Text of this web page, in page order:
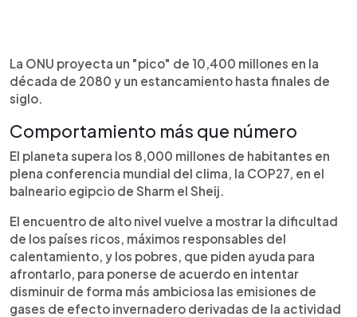
La ONU proyecta un "pico" de 10,400 millones en la
década de 2080 y un estancamiento hasta finales de
siglo.
Comportamiento más que número
El planeta supera los 8,000 millones de habitantes en
plena conferencia mundial del clima, la COP27, en el
balneario egipcio de Sharm el Sheij.
El encuentro de alto nivel vuelve a mostrar la dificultad
de los países ricos, máximos responsables del
calentamiento, y los pobres, que piden ayuda para
afrontarlo, para ponerse de acuerdo en intentar
disminuir de forma más ambiciosa las emisiones de
gases de efecto invernadero derivadas de la actividad